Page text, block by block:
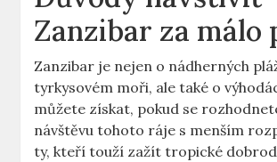
Zanzibar za málo
Zanzibar je nejen o nádherných
tyrkysovém moři, ale také o
můžete získat, pokud se
návštěvu tohoto ráje s menším
ty, kteří touží zažít tropické